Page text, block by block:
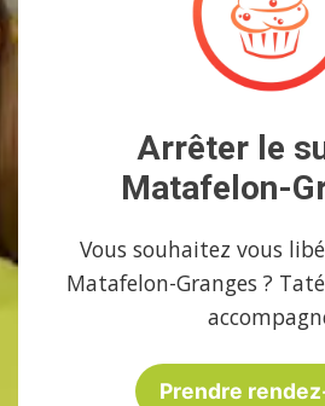
Arrêter le
Matafelon-
Vous souhaitez vous
Matafelon-Granges ?
Prendre